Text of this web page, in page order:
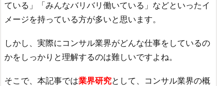
ている」「みんなバリバリ働いている」などといったイ
メージを持っている方が多いと思います。
しかし、実際にコンサル業界がどんな仕事をしているの
かをしっかりと理解するのは難しいですよね。
そこで、本記事では業界研究として、コンサル業界の概